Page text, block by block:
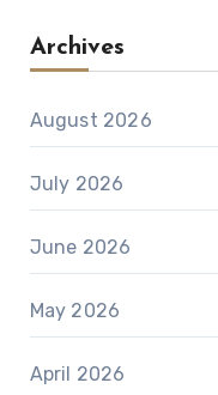
Archives
August 2026
July 2026
June 2026
May 2026
April 2026